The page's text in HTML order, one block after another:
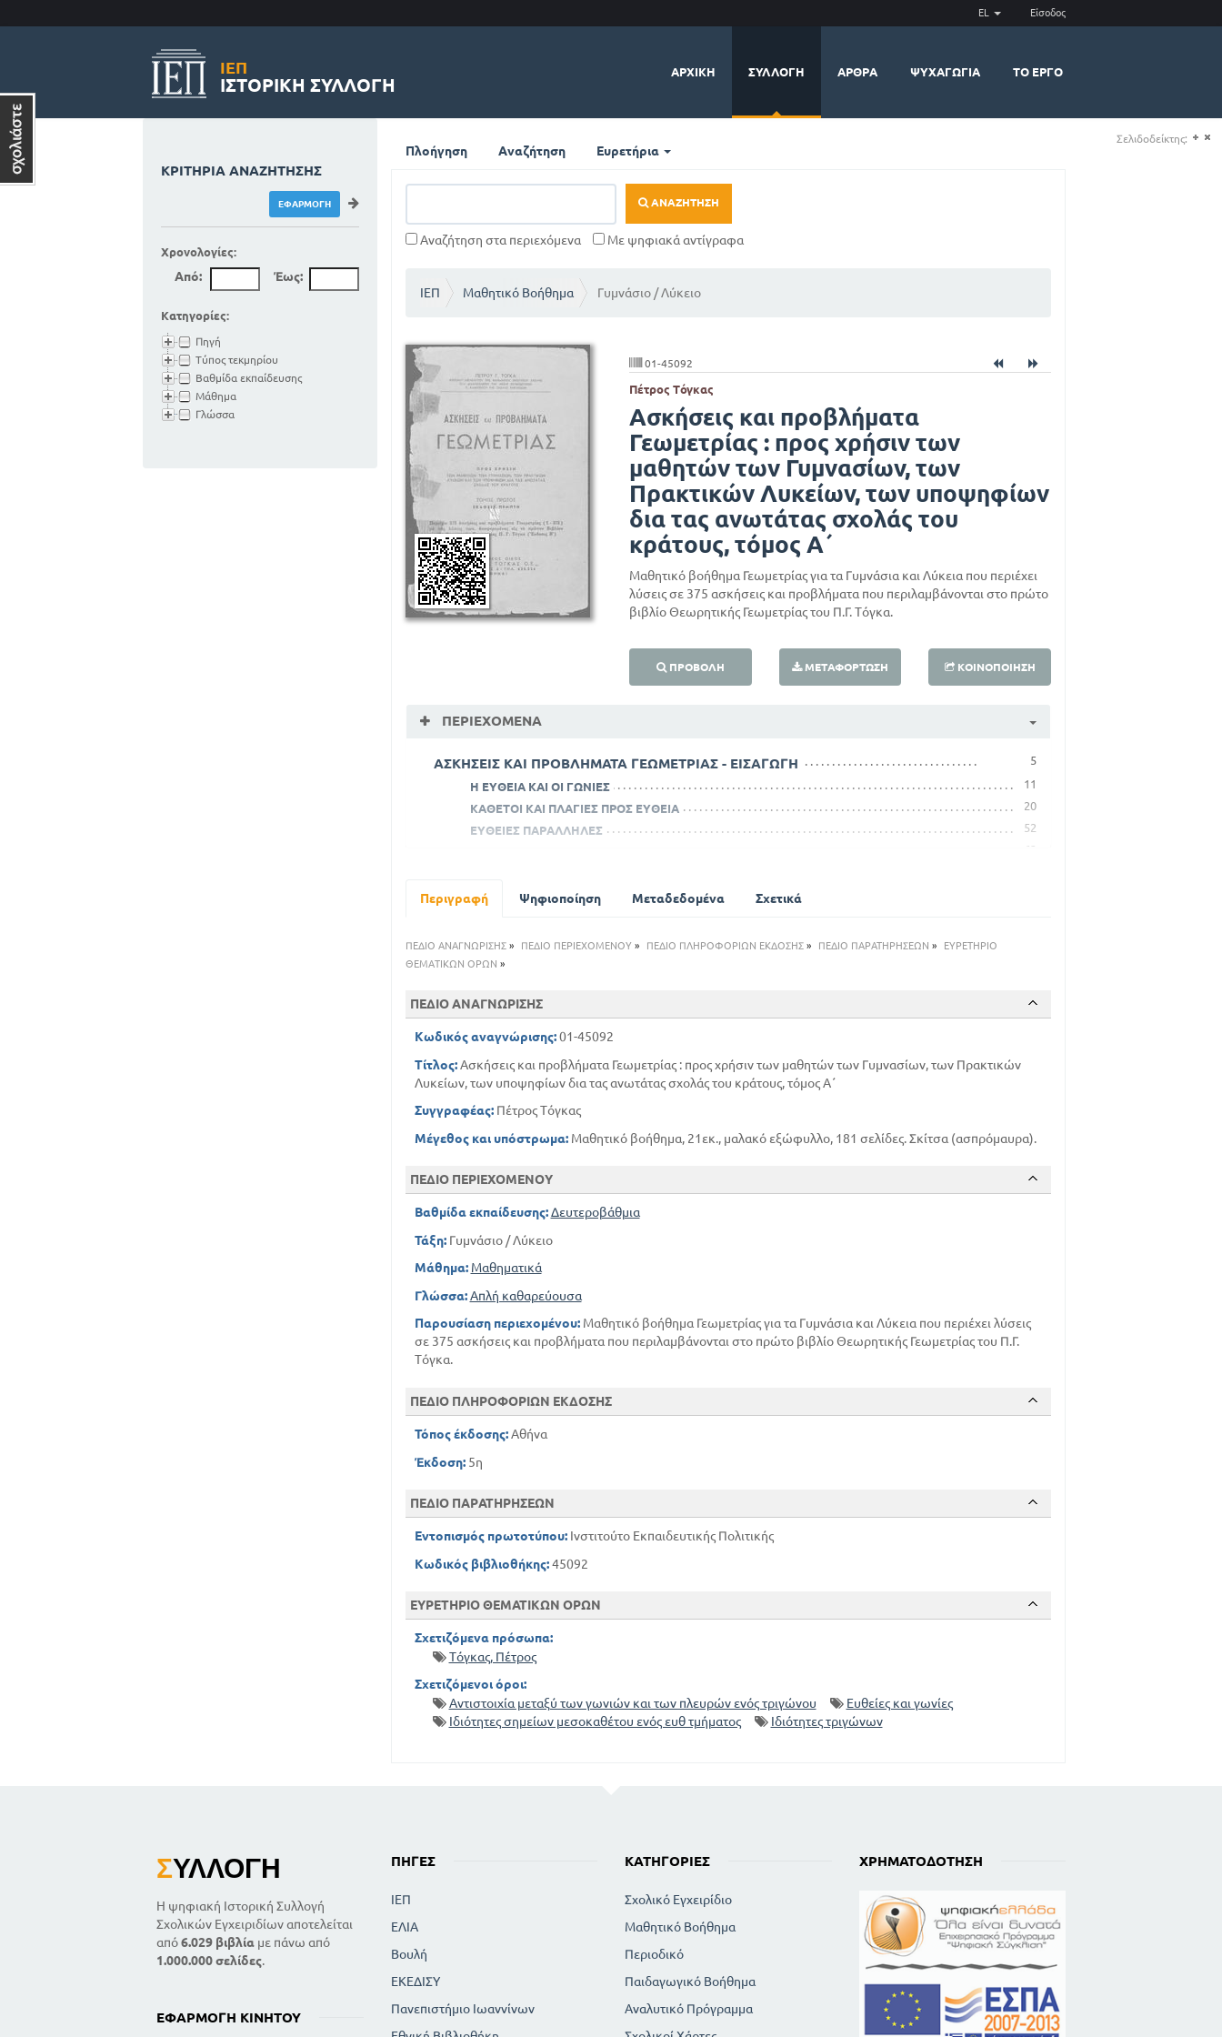
EL Είσοδος
ΙΕΠ
ΙΣΤΟΡΙΚΉ ΣΥΛΛΟΓΉ
ΑΡΧΙΚΉ ΣΥΛΛΟΓΉ ΆΡΘΡΑ ΨΥΧΑΓΩΓΊΑ ΤΟ ΈΡΓΟ
Πλοήγηση Αναζήτηση Ευρετήρια
ΑΝΑΖΉΤΗΣΗ
Αναζήτηση στα περιεχόμενα Με ψηφιακά αντίγραφα
ΙΕΠ Μαθητικό Βοήθημα Γυμνάσιο / Λύκειο
01-45092
Πέτρος Τόγκας
Ασκήσεις και προβλήματα
Γεωμετρίας : προς χρήσιν των
μαθητών των Γυμνασίων, των
Πρακτικών Λυκείων, των υποψηφίων
δια τας ανωτάτας σχολάς του
κράτους, τόμος Α΄
Μαθητικό βοήθημα Γεωμετρίας για τα Γυμνάσια και Λύκεια που περιέχει
λύσεις σε 375 ασκήσεις και προβλήματα που περιλαμβάνονται στο πρώτο
βιβλίο Θεωρητικής Γεωμετρίας του Π.Γ. Τόγκα.
ΠΡΟΒΟΛΉ ΜΕΤΑΦΌΡΤΩΣΗ ΚΟΙΝΟΠΟΊΗΣΗ
ΠΕΡΙΕΧΌΜΕΝΑ
ΑΣΚΗΣΕΙΣ ΚΑΙ ΠΡΟΒΛΗΜΑΤΑ ΓΕΩΜΕΤΡΙΑΣ - ΕΙΣΑΓΩΓΗ 5
Η ΕΥΘΕΙΑ ΚΑΙ ΟΙ ΓΩΝΙΕΣ
11
ΚΑΘΕΤΟΙ ΚΑΙ ΠΛΑΓΙΕΣ ΠΡΟΣ ΕΥΘΕΙΑ
20
ΕΥΘΕΙΕΣ ΠΑΡΑΛΛΗΛΕΣ
52
62
Μερικές αξιοσημείωτες ιδιότητες του τριγώνου
Περιγραφή Ψηφιοποίηση Μεταδεδομένα Σχετικά
ΠΕΔΙΟ ΑΝΑΓΝΩΡΙΣΗΣ» ΠΕΔΙΟ ΠΕΡΙΕΧΟΜΕΝΟΥ» ΠΕΔΙΟ ΠΛΗΡΟΦΟΡΙΩΝ ΕΚΔΟΣΗΣ» ΠΕΔΙΟ ΠΑΡΑΤΗΡΗΣΕΩΝ »
ΕΥΡΕΤΗΡΙΟ
ΘΕΜΑΤΙΚΩΝ ΟΡΩΝ »
ΠΕΔΙΟ ΑΝΑΓΝΩΡΙΣΗΣ
Κωδικός αναγνώρισης:01-45092
Τίτλος:Ασκήσεις και προβλήματα Γεωμετρίας : προς χρήσιν των μαθητών των Γυμνασίων, των Πρακτικών
Λυκείων, των υποψηφίων δια τας ανωτάτας σχολάς του κράτους, τόμος Α΄
Συγγραφέας:Πέτρος Τόγκας
Μέγεθος και υπόστρωμα:Μαθητικό βοήθημα, 21εκ., μαλακό εξώφυλλο, 181 σελίδες. Σκίτσα (ασπρόμαυρα).
ΠΕΔΙΟ ΠΕΡΙΕΧΟΜΕΝΟΥ
Βαθμίδα εκπαίδευσης: Δευτεροβάθμια
Τάξη:Γυμνάσιο / Λύκειο
Μάθημα: Μαθηματικά
Γλώσσα: Απλή καθαρεύουσα
Παρουσίαση περιεχομένου:Μαθητικό βοήθημα Γεωμετρίας για τα Γυμνάσια και Λύκεια που περιέχει λύσεις
σε 375 ασκήσεις και προβλήματα που περιλαμβάνονται στο πρώτο βιβλίο Θεωρητικής Γεωμετρίας του Π.Γ.
Τόγκα.
ΠΕΔΙΟ ΠΛΗΡΟΦΟΡΙΩΝ ΕΚΔΟΣΗΣ
Τόπος έκδοσης:Αθήνα
Έκδοση:5η
ΠΕΔΙΟ ΠΑΡΑΤΗΡΗΣΕΩΝ
Εντοπισμός πρωτοτύπου:Ινστιτούτο Εκπαιδευτικής Πολιτικής
Κωδικός βιβλιοθήκης:45092
ΕΥΡΕΤΗΡΙΟ ΘΕΜΑΤΙΚΩΝ ΟΡΩΝ
Σχετιζόμενα πρόσωπα:
Τόγκας, Πέτρος
Σχετιζόμενοι όροι:
Αντιστοιχία μεταξύ των γωνιών και των πλευρών ενός τριγώνου
Ευθείες και γωνίες
Ιδιότητες σημείων μεσοκαθέτου ενός ευθ τμήματος
Ιδιότητες τριγώνων
ΚΡΙΤΉΡΙΑ ΑΝΑΖΉΤΗΣΗΣ
Χρονολογίες:
Από: Έως:
Κατηγορίες:
Πηγή
Τύπος τεκμηρίου
Βαθμίδα εκπαίδευσης
Μάθημα
Γλώσσα
ΣΥΛΛΟΓΉ
Η ψηφιακή Ιστορική Συλλογή
Σχολικών Εγχειριδίων αποτελείται
από6.029 βιβλία με πάνω από
1.000.000 σελίδες.
ΕΦΑΡΜΟΓΉ ΚΙΝΗΤΟΎ
ΠΗΓΈΣ
ΙΕΠ
ΕΛΙΑ
Βουλή
ΕΚΕΔΙΣΥ
Πανεπιστήμιο Ιωαννίνων
ΚΑΤΗΓΟΡΊΕΣ
Σχολικό Εγχειρίδιο
Μαθητικό Βοήθημα
Περιοδικό
Παιδαγωγικό Βοήθημα
Αναλυτικό Πρόγραμμα
ΧΡΗΜΑΤΟΔΌΤΗΣΗ
Σελιδοδείκτης: